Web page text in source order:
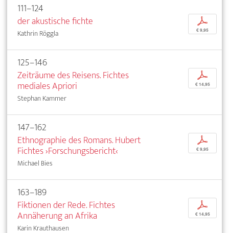
111–124
der akustische fichte
Kathrin Röggla
p
€ 9,95
125–146
Zeiträume des Reisens. Fichtes
mediales Apriori
Stephan Kammer
p
€ 14,95
147–162
Ethnographie des Romans. Hubert
Fichtes ›Forschungsbericht‹
Michael Bies
p
€ 9,95
163–189
Fiktionen der Rede. Fichtes
Annäherung an Afrika
Karin Krauthausen
p
€ 14,95